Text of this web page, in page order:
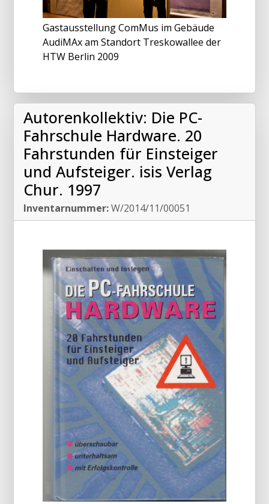
Gastausstellung ComMus im Gebäude
AudiMAx am Standort Treskowallee der
HTW Berlin 2009
Autorenkollektiv: Die PC-
Fahrschule Hardware. 20
Fahrstunden für Einsteiger
und Aufsteiger. isis Verlag
Chur. 1997
Inventarnummer:W/2014/11/00051